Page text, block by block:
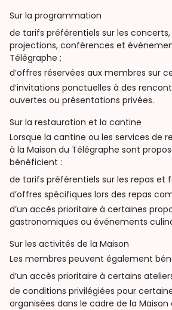
Sur la programmation
de tarifs préférentiels sur les
projections, conférences et
Télégraphe ;
d’offres réservées aux membres sur
d’invitations ponctuelles à des
ouvertes ou présentations privées.
Sur la restauration et la cantine
Lorsque la cantine ou les services de
à la Maison du Télégraphe sont
bénéficient :
de tarifs préférentiels sur les repas et
d’offres spécifiques lors des repas
d’un accès prioritaire à certaines
gastronomiques ou événements
Sur les activités de la Maison
Les membres peuvent également
d’un accès prioritaire à certains
de conditions privilégiées pour
organisées dans le cadre de la Maison